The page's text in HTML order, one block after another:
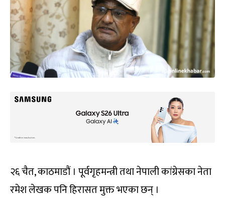
२६ चैत, काठमाडौं । पूर्वगृहमन्त्री तथा नेपाली कांग्रेसका नेता
रमेश लेखक पनि हिरासत मुक्त भएका छन् ।